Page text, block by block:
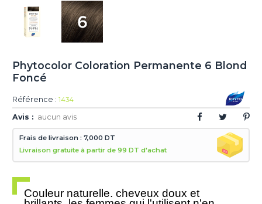
Phytocolor Coloration Permanente 6 Blond
Foncé
Référence : 1434
Avis : aucun avis
Frais de livraison : 7,000 DT
Livraison gratuite à partir de 99 DT d'achat
Couleur naturelle, cheveux doux et